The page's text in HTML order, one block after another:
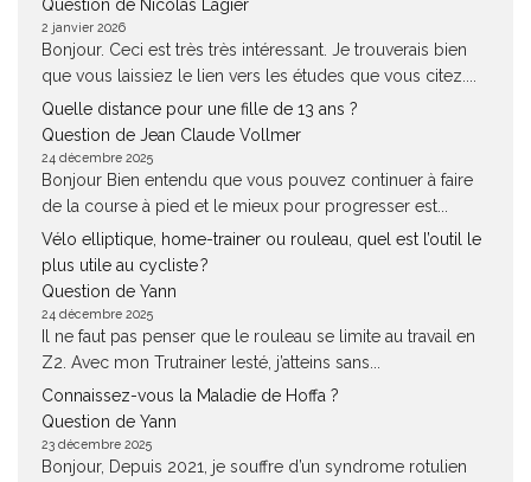
Question de Nicolas Lagier
2 janvier 2026
Bonjour. Ceci est très très intéressant. Je trouverais bien
que vous laissiez le lien vers les études que vous citez....
Quelle distance pour une fille de 13 ans ?
Question de Jean Claude Vollmer
24 décembre 2025
Bonjour Bien entendu que vous pouvez continuer à faire
de la course à pied et le mieux pour progresser est...
Vélo elliptique, home-trainer ou rouleau, quel est l’outil le
plus utile au cycliste ?
Question de Yann
24 décembre 2025
Il ne faut pas penser que le rouleau se limite au travail en
Z2. Avec mon Trutrainer lesté, j’atteins sans...
Connaissez-vous la Maladie de Hoffa ?
Question de Yann
23 décembre 2025
Bonjour, Depuis 2021, je souffre d’un syndrome rotulien